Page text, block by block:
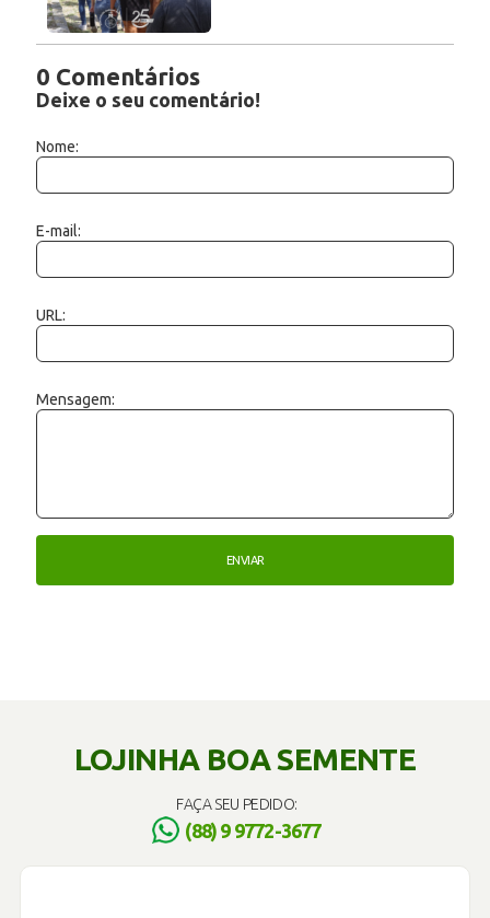
0 Comentários
Deixe o seu comentário!
Nome:
E-mail:
URL:
Mensagem:
LOJINHA BOA SEMENTE
FAÇA SEU PEDIDO:
(88) 9 9772-3677